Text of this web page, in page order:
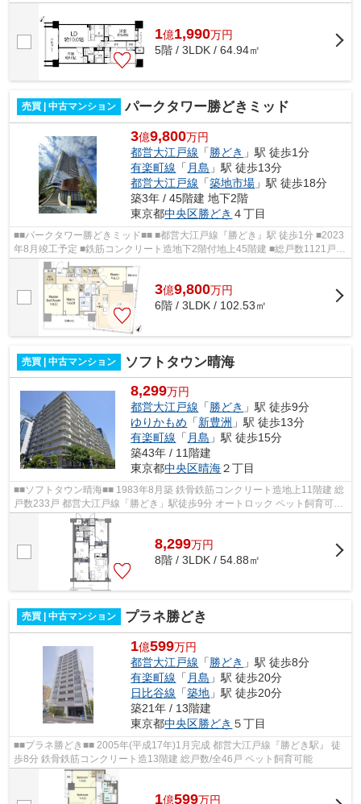
20:00（コンシェルジュ） 24時間...
1億1,990万円
5階 / 3LDK / 64.94㎡
売買 | 中古マンション パークタワー勝どきミッド
3億9,800万円
都営大江戸線 「 勝どき 」駅 徒歩1分
有楽町線 「 月島 」駅 徒歩13分
都営大江戸線 「築地市場 」駅 徒歩18分
築3年 / 45階建 地下2階
東京都中央区勝どき ４丁目
■■パークタワー勝どきミッド■■ ■都営大江戸線『勝どき』駅 徒歩1分 ■2023
年8月竣工予定 ■鉄筋コンクリート造地下2階付地上45階建 ■総戸数1121戸 ■
エレベーター2基以上完備 ■ダブルオ...
3億9,800万円
6階 / 3LDK / 102.53㎡
売買 | 中古マンション ソフトタウン晴海
8,299万円
都営大江戸線 「勝どき 」駅 徒歩9分
ゆりかもめ 「新豊洲 」駅 徒歩13分
有楽町線 「 月島 」駅 徒歩15分
築43年 / 11階建
東京都中央区晴海２丁目
■■ソフトタウン晴海■■ 1983年8月築 鉄骨鉄筋コンクリート造地上11階建 総
戸数233戸 都営大江戸線「勝どき」駅徒歩9分 オートロック ペット飼育可能
防犯カメラ 自転車置き場(要確認...
8,299万円
8階 / 3LDK / 54.88㎡
売買 | 中古マンション プラネ勝どき
1億599万円
都営大江戸線 「勝どき 」駅 徒歩8分
有楽町線 「 月島 」駅 徒歩20分
日比谷線 「築地 」駅 徒歩20分
築21年 / 13階建
東京都中央区勝どき ５丁目
■■プラネ勝どき■■ 2005年(平成17年)1月完成 都営大江戸線『勝どき駅』 徒
歩8分 鉄骨鉄筋コンクリート造13階建 総戸数/全46戸 ペット飼育可能
1億599万円